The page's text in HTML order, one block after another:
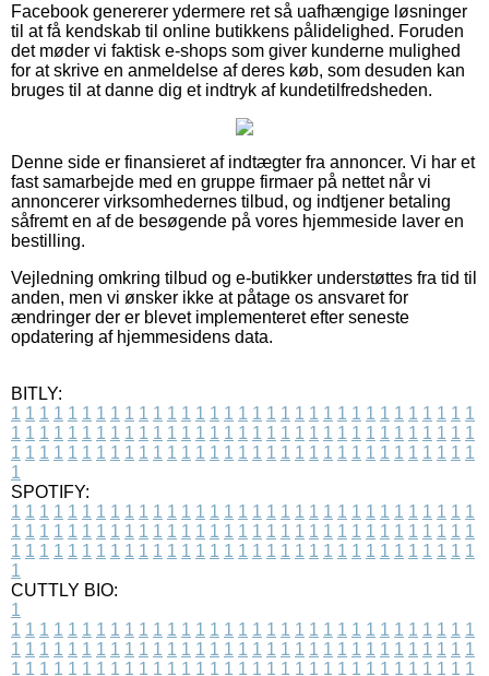
Facebook genererer ydermere ret så uafhængige løsninger
til at få kendskab til online butikkens pålidelighed. Foruden
det møder vi faktisk e-shops som giver kunderne mulighed
for at skrive en anmeldelse af deres køb, som desuden kan
bruges til at danne dig et indtryk af kundetilfredsheden.
Denne side er finansieret af indtægter fra annoncer. Vi har et
fast samarbejde med en gruppe firmaer på nettet når vi
annoncerer virksomhedernes tilbud, og indtjener betaling
såfremt en af de besøgende på vores hjemmeside laver en
bestilling.
Vejledning omkring tilbud og e-butikker understøttes fra tid til
anden, men vi ønsker ikke at påtage os ansvaret for
ændringer der er blevet implementeret efter seneste
opdatering af hjemmesidens data.
BITLY:
1 1 1 1 1 1 1 1 1 1 1 1 1 1 1 1 1 1 1 1 1 1 1 1 1 1 1 1 1 1 1 1 1
1 1 1 1 1 1 1 1 1 1 1 1 1 1 1 1 1 1 1 1 1 1 1 1 1 1 1 1 1 1 1 1 1
1 1 1 1 1 1 1 1 1 1 1 1 1 1 1 1 1 1 1 1 1 1 1 1 1 1 1 1 1 1 1 1 1
1
SPOTIFY:
1 1 1 1 1 1 1 1 1 1 1 1 1 1 1 1 1 1 1 1 1 1 1 1 1 1 1 1 1 1 1 1 1
1 1 1 1 1 1 1 1 1 1 1 1 1 1 1 1 1 1 1 1 1 1 1 1 1 1 1 1 1 1 1 1 1
1 1 1 1 1 1 1 1 1 1 1 1 1 1 1 1 1 1 1 1 1 1 1 1 1 1 1 1 1 1 1 1 1
1
CUTTLY BIO:
1
1 1 1 1 1 1 1 1 1 1 1 1 1 1 1 1 1 1 1 1 1 1 1 1 1 1 1 1 1 1 1 1 1
1 1 1 1 1 1 1 1 1 1 1 1 1 1 1 1 1 1 1 1 1 1 1 1 1 1 1 1 1 1 1 1 1
1 1 1 1 1 1 1 1 1 1 1 1 1 1 1 1 1 1 1 1 1 1 1 1 1 1 1 1 1 1 1 1 1